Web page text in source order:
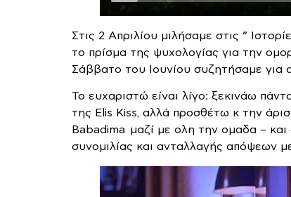
Στις 2 Απριλίου μιλήσαμε στις ”
το πρίσμα της ψυχολογίας για την
Σάββατο του Ιουνίου συζητήσαμε για
Το ευχαριστώ είναι λίγο: ξεκινάω
της Elis Kiss, αλλά προσθέτω κ την
Babadima μαζί με ολη την ομαδα – και
συνομιλίας και ανταλλαγής απόψεων